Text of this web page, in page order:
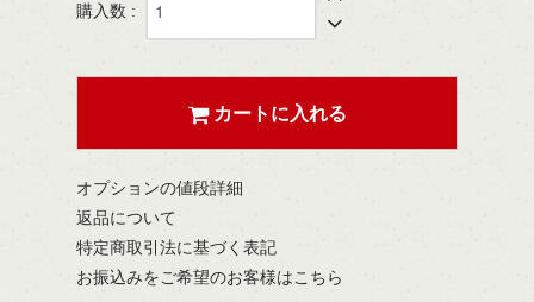
購入数 :
カートに入れる
オプションの値段詳細
返品について
特定商取引法に基づく表記
お振込みをご希望のお客様はこちら